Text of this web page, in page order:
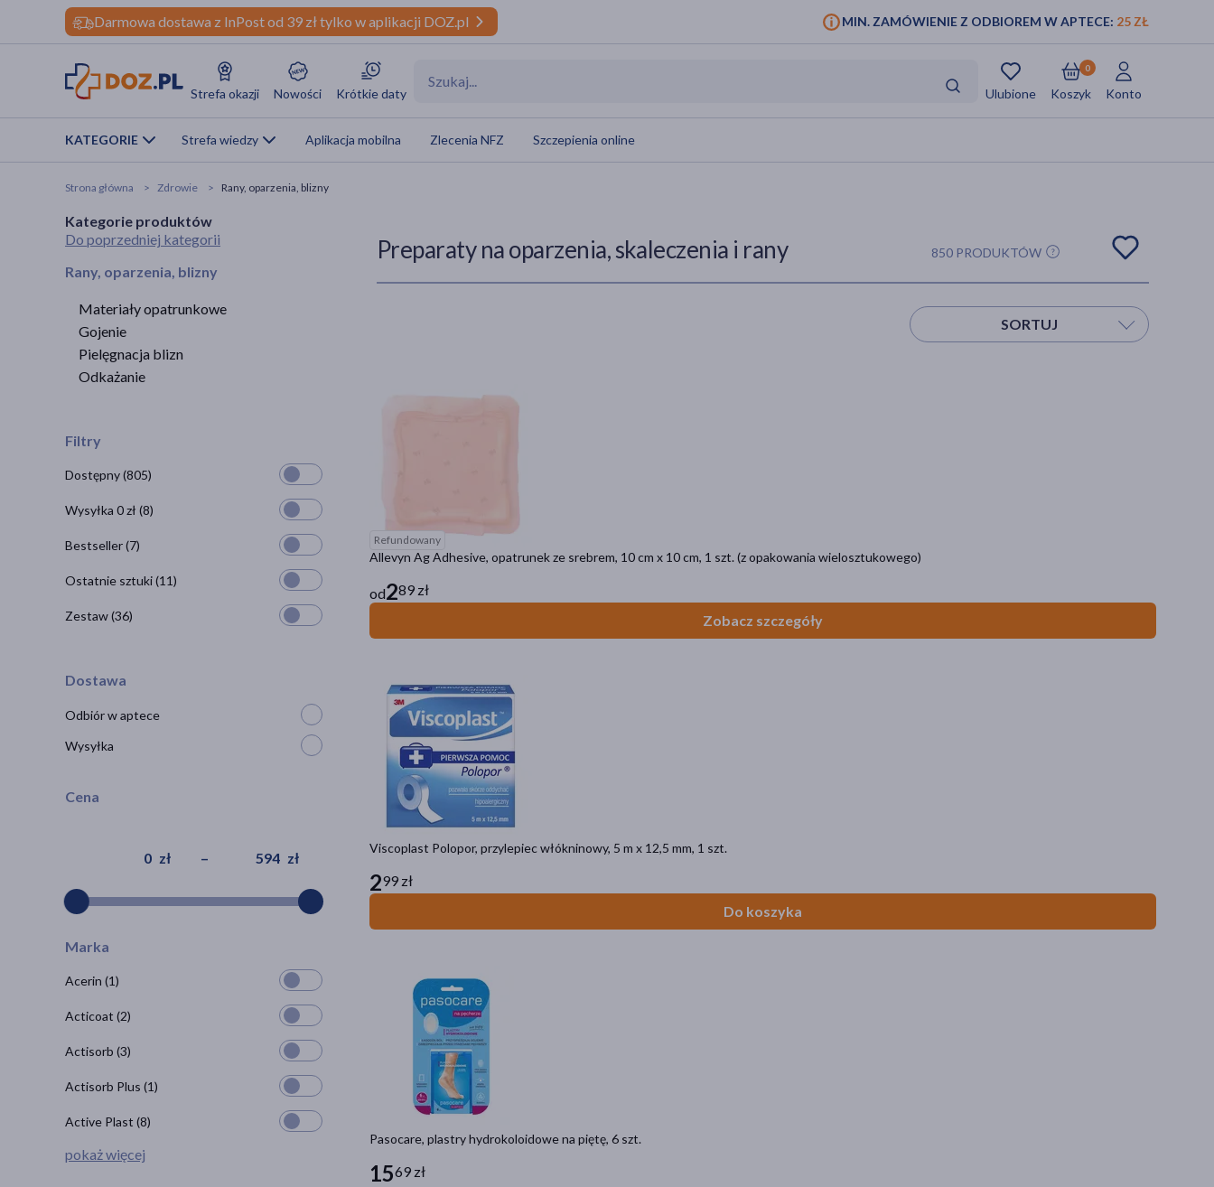
Darmowa dostawa z InPost od 39 zł tylko w aplikacji DOZ.pl MIN. ZAMÓWIENIE Z ODBIOREM W APTECE: 25 ZŁ
Strefa okazji Nowości Krótkie daty Ulubione Koszyk
0
Konto
KATEGORIE Strefa wiedzy Aplikacja mobilna Zlecenia NFZ Szczepienia online
Strona główna Zdrowie Rany, oparzenia, blizny
Preparaty na oparzenia, skaleczenia i rany 850 PRODUKTÓW
SORTUJ
Refundowany
Allevyn Ag Adhesive, opatrunek ze srebrem, 10 cm x 10 cm, 1 szt. (z opakowania wielosztukowego)
od289 zł
Zobacz szczegóły
Viscoplast Polopor, przylepiec włókninowy, 5 m x 12,5 mm, 1 szt.
299 zł
Do koszyka
Pasocare, plastry hydrokoloidowe na piętę, 6 szt.
1569 zł
Kategorie produktów
Do poprzedniej kategorii
Rany, oparzenia, blizny
Materiały opatrunkowe
Gojenie
Pielęgnacja blizn
Odkażanie
Filtry
Dostępny(805)
Wysyłka 0 zł (8)
Bestseller(7)
Ostatnie sztuki(11)
Zestaw(36)
Dostawa
Odbiór w aptece
Wysyłka
Cena
zł – zł
Marka
Acerin (1)
Acticoat (2)
Actisorb (3)
Actisorb Plus (1)
Active Plast (8)
pokaż więcej